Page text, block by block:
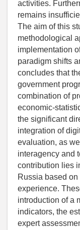
activities.
remains
The aim of this
methodological
implementation
paradigm shifts
concludes that
government
combination of
economic-
the significant
integration of
evaluation, as
interagency and
contribution lies
Russia based
experience.
introduction of a
indicators, the
expert